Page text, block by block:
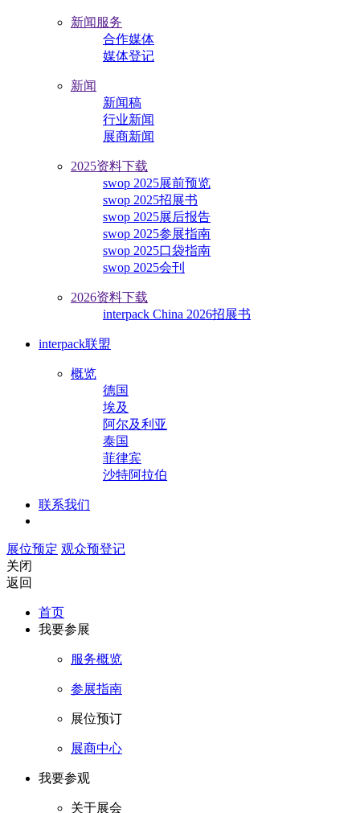
新闻服务
合作媒体
媒体登记
新闻
新闻稿
行业新闻
展商新闻
2025资料下载
swop 2025展前预览
swop 2025招展书
swop 2025展后报告
swop 2025参展指南
swop 2025口袋指南
swop 2025会刊
2026资料下载
interpack China 2026招展书
interpack联盟
概览
德国
埃及
阿尔及利亚
泰国
菲律宾
沙特阿拉伯
联系我们
展位预定 观众预登记
关闭
返回
首页
我要参展
服务概览
参展指南
展位预订
展商中心
我要参观
关于展会